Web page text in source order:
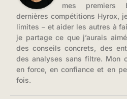
mes premiers
dernières compétitions Hyrox,
limites – et aider les autres à
je partage ce que j’aurais
des conseils concrets, des
des analyses sans filtre. Mon
en force, en confiance et en
fois.